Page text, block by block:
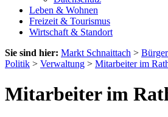
Leben & Wohnen
Freizeit & Tourismus
Wirtschaft & Standort
Sie sind hier: Markt Schnaittach >
Politik > Verwaltung > Mitarbeiter im
Mitarbeiter im